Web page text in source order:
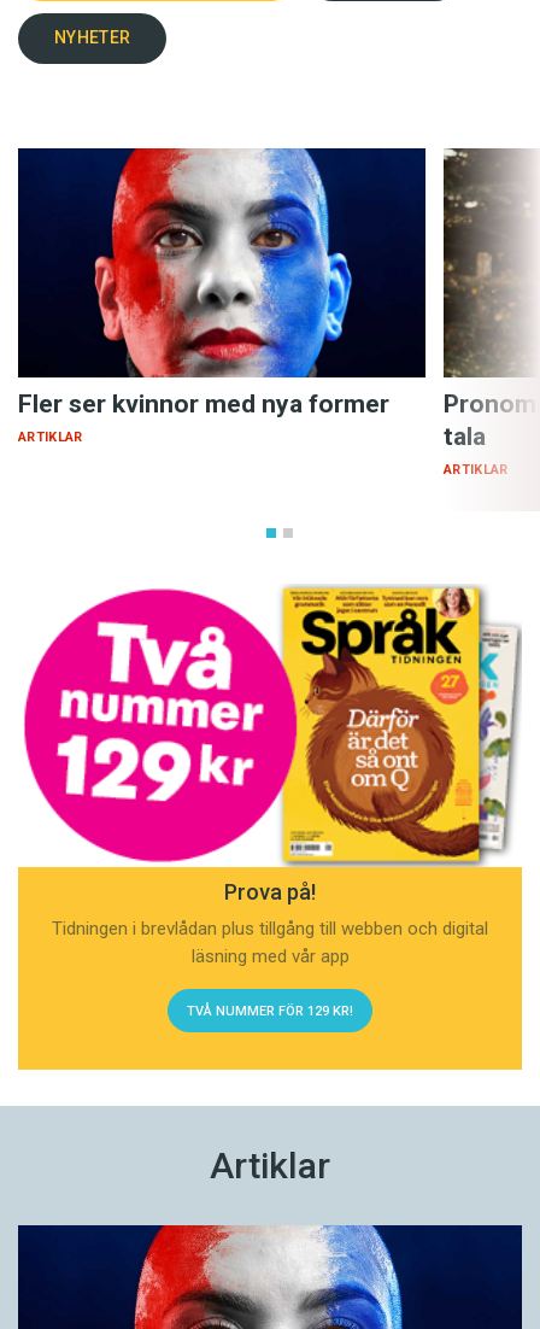
NYHETER
Fler ser kvinnor med nya former
ARTIKLAR
tala
ARTIKLAR
Prova på!
Tidningen i brevlådan plus tillgång till webben och digital
läsning med vår app
TVÅ NUMMER FÖR 129 KR!
Artiklar